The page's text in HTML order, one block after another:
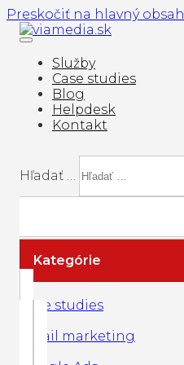
Preskočiť na hlavný obsah
Služby
Case studies
Blog
Helpdesk
Kontakt
Hľadať …
Kategórie
Case studies
Email marketing